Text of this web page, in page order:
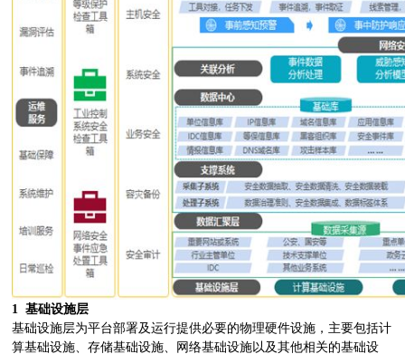
1基础设施层
基础设施层为平台部署及运行提供必要的物理硬件设施，主要包括计
算基础设施、存储基础设施、网络基础设施以及其他相关的基础设